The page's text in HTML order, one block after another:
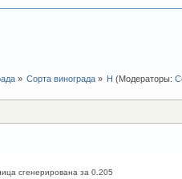
» Сорта винограда» Н (Модераторы:
сгенерирована за 0.205